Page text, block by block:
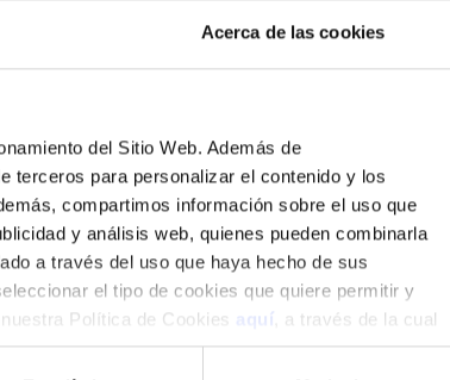
Acerca de las cookies
del Sitio Web. Además de
terceros para personalizar el contenido y los
compartimos información sobre el uso que
y análisis web, quienes pueden combinarla
a través del uso que haya hecho de sus
el tipo de cookies que quiere permitir y
Política de Cookies aquí
, a través de la cual
de la
Coral de l’Orfeó
Sábado
+ INFO